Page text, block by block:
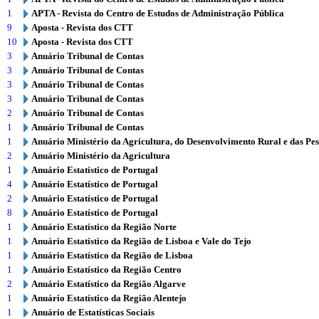
1
APTA - Revista do Centro de Estudos de Administração Pública
9
Aposta - Revista dos CTT
10
Aposta - Revista dos CTT
3
Anuário Tribunal de Contas
3
Anuário Tribunal de Contas
3
Anuário Tribunal de Contas
3
Anuário Tribunal de Contas
2
Anuário Tribunal de Contas
1
Anuário Tribunal de Contas
1
Anuário Ministério da Agricultura, do Desenvolvimento Rural e das
2
Anuário Ministério da Agricultura
1
Anuário Estatístico de Portugal
4
Anuário Estatístico de Portugal
2
Anuário Estatístico de Portugal
8
Anuário Estatístico de Portugal
1
Anuário Estatístico da Região Norte
1
Anuário Estatístico da Região de Lisboa e Vale do Tejo
1
Anuário Estatístico da Região de Lisboa
1
Anuário Estatístico da Região Centro
2
Anuário Estatístico da Região Algarve
1
Anuário Estatístico da Região Alentejo
1
Anuário de Estatísticas Sociais